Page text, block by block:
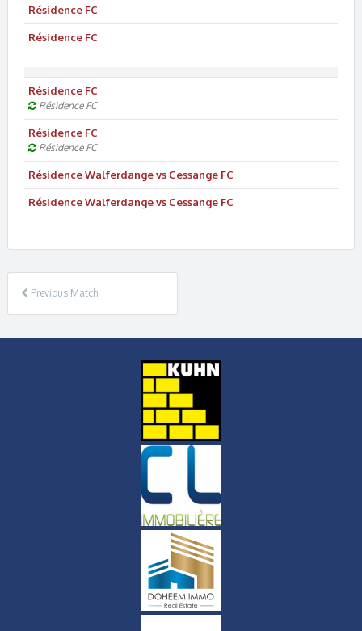
Résidence FC
Résidence FC
Résidence FC
Résidence FC
Résidence FC
Résidence FC
Résidence Walferdange vs Cessange FC
Résidence Walferdange vs Cessange FC
Previous Match